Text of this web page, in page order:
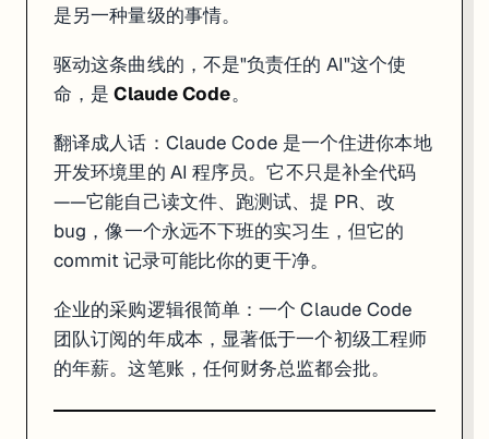
不是因为他们虚伪，而是因为他们是唯一真正见过最危险场景的人——
核能行业这样运作过。制药行业这样运作过。金融行业这样运作过。
AI 行业现在正在经历同一件事。"安全"这个词，既是真实的技术挑战
9650 亿美元的估值，买的不只是 Claude Code 的收入流，也是"如果
他们离开 OpenAI，是因为害怕走太快。现在他们跑在最前面。
数据来源
Fortune:Anthropic confidentially files for IPO after raising
CNBC:Anthropic confidentially files IPO prospectus with SEC
CNBC:Anthropic tops OpenAI as most valuable AI startup,
CNBC:Anthropic set to hit $10.9 billion in revenue Q2 2026
VentureBeat:Anthropic says it hit a $30 billion revenue run
是另一种量级的事情。
驱动这条曲线的，不是"负责任的 AI"这个使
命，是Claude Code。
翻译成人话：Claude Code 是一个住进你本地
开发环境里的 AI 程序员。它不只是补全代码
——它能自己读文件、跑测试、提 PR、改
bug，像一个永远不下班的实习生，但它的
commit 记录可能比你的更干净。
企业的采购逻辑很简单：一个 Claude Code
团队订阅的年成本，显著低于一个初级工程师
的年薪。这笔账，任何财务总监都会批。